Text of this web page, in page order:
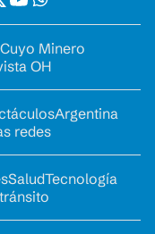
Cuyo Minero
OH
Argentina
redes
SaludTecnología